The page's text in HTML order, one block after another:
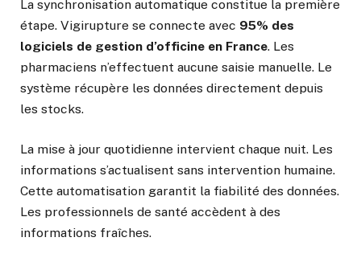
La synchronisation automatique constitue la première
étape. Vigirupture se connecte avec 95% des
logiciels de gestion d’officine en France. Les
pharmaciens n’effectuent aucune saisie manuelle. Le
système récupère les données directement depuis
les stocks.
La mise à jour quotidienne intervient chaque nuit. Les
informations s’actualisent sans intervention humaine.
Cette automatisation garantit la fiabilité des données.
Les professionnels de santé accèdent à des
informations fraîches.